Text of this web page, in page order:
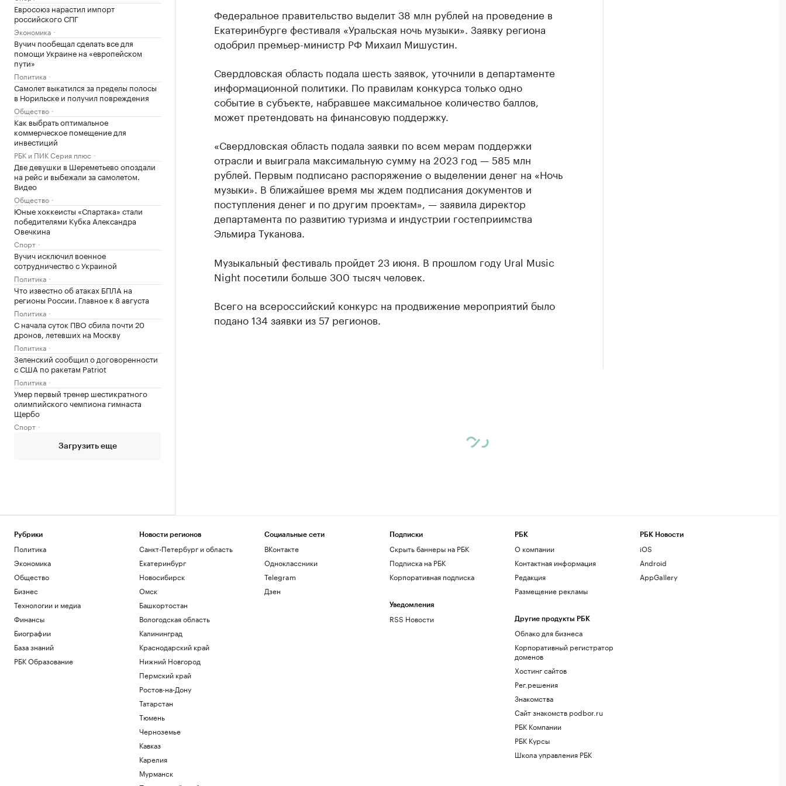
Евросоюз нарастил импорт
российского СПГ
Экономика
Вучич пообещал сделать все для
помощи Украине на «европейском
пути»
Политика
Самолет выкатился за пределы полосы
в Норильске и получил повреждения
Общество
Как выбрать оптимальное
коммерческое помещение для
инвестиций
РБК и ПИК Серия плюс
Две девушки в Шереметьево опоздали
на рейс и выбежали за самолетом.
Видео
Общество
Юные хоккеисты «Спартака» стали
победителями Кубка Александра
Овечкина
Спорт
Вучич исключил военное
сотрудничество с Украиной
Политика
Что известно об атаках БПЛА на
регионы России. Главное к 8 августа
Политика
С начала суток ПВО сбила почти 20
дронов, летевших на Москву
Политика
Зеленский сообщил о договоренности
с США по ракетам Patriot
Политика
Умер первый тренер шестикратного
олимпийского чемпиона гимнаста
Щербо
Спорт
Загрузить еще
Федеральное правительство выделит 38 млн рублей на проведение в
Екатеринбурге фестиваля «Уральская ночь музыки». Заявку региона
одобрил премьер-министр РФ Михаил Мишустин.
Свердловская область подала шесть заявок, уточнили в департаменте
информационной политики. По правилам конкурса только одно
событие в субъекте, набравшее максимальное количество баллов,
может претендовать на финансовую поддержку.
«Свердловская область подала заявки по всем мерам поддержки
отрасли и выиграла максимальную сумму на 2023 год — 585 млн
рублей. Первым подписано распоряжение о выделении денег на «Ночь
музыки». В ближайшее время мы ждем подписания документов и
поступления денег и по другим проектам», — заявила директор
департамента по развитию туризма и индустрии гостеприимства
Эльмира Туканова.
Музыкальный фестиваль пройдет 23 июня. В прошлом году Ural Music
Night посетили больше 300 тысяч человек.
Всего на всероссийский конкурс на продвижение мероприятий было
подано 134 заявки из 57 регионов.
Рубрики
Политика
Экономика
Общество
Бизнес
Технологии и медиа
Финансы
Биографии
База знаний
РБК Образование
Новости регионов
Санкт-Петербург и область
Екатеринбург
Новосибирск
Омск
Башкортостан
Вологодская область
Калининград
Краснодарский край
Нижний Новгород
Пермский край
Ростов-на-Дону
Татарстан
Тюмень
Черноземье
Кавказ
Карелия
Мурманск
Социальные сети
ВКонтакте
Одноклассники
Telegram
Дзен
Подписки
Скрыть баннеры на РБК
Подписка на РБК
Корпоративная подписка
Уведомления
RSS Новости
РБК
О компании
Контактная информация
Редакция
Размещение рекламы
Другие продукты РБК
Облако для бизнеса
Корпоративный регистратор
доменов
Хостинг сайтов
Рег.решения
Знакомства
Сайт знакомств podbor.ru
РБК Компании
РБК Курсы
Школа управления РБК
РБК Новости
iOS
Android
AppGallery